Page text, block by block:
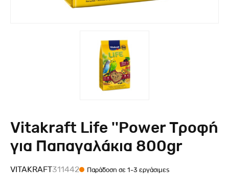
Vitakraft Life ''Power Τροφή
για Παπαγαλάκια 800gr
VITAKRAFT311442 Παράδοση σε 1-3 εργάσιμες